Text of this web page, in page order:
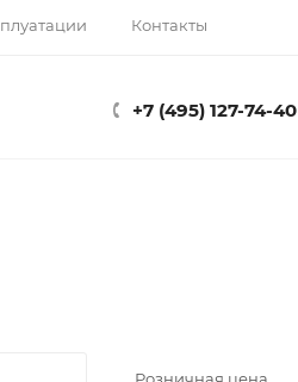
Контакты
+7 (495) 127-74-40